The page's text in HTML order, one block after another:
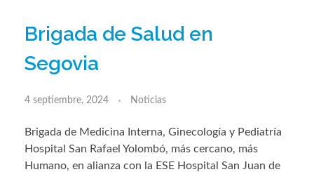
Brigada de Salud en
Segovia
4 septiembre, 2024 Noticias
Brigada de Medicina Interna, Ginecología y Pediatría
Hospital San Rafael Yolombó, más cercano, más
Humano, en alianza con la ESE Hospital San Juan de